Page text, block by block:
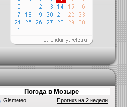
Погода в Мозыре
Gismeteo Прогноз на 2 недели